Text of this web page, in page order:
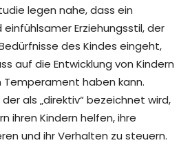
legen nahe, dass ein
Erziehungsstil, der
des Kindes eingeht,
auf die Entwicklung von Kindern
haben kann.
als „direktiv“ bezeichnet wird,
ihren Kindern helfen, ihre
und ihr Verhalten zu steuern.